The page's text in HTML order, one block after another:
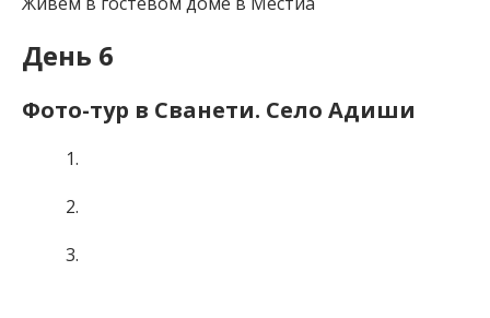
День 6
Фото-тур в Сванети. Село Адиши